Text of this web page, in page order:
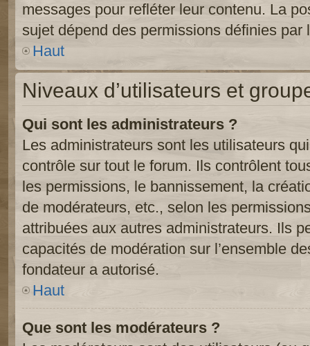
messages pour refléter leur contenu. La
sujet dépend des permissions définies par
Haut
Niveaux d’utilisateurs et
Qui sont les administrateurs ?
Les administrateurs sont les utilisateurs
contrôle sur tout le forum. Ils contrôlent
les permissions, le bannissement, la
de modérateurs, etc., selon les
attribuées aux autres administrateurs. Ils
capacités de modération sur l’ensemble
fondateur a autorisé.
Haut
Que sont les modérateurs ?